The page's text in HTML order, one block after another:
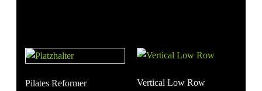
Pilates Reformer Vertical Low Row